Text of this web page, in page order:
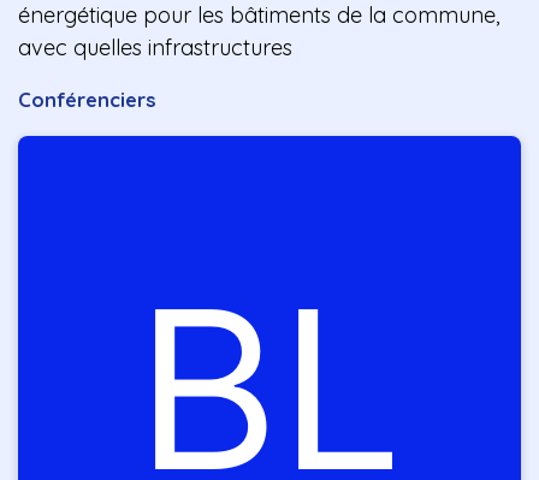
énergétique pour les bâtiments de la commune,
avec quelles infrastructures
Conférenciers